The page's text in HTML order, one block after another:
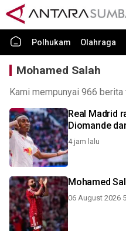
Polhukam Olahraga
Mohamed Salah
Kami mempunyai 966
Real Madrid
Diomande
4 jam lalu
Mohamed
06 August 2026